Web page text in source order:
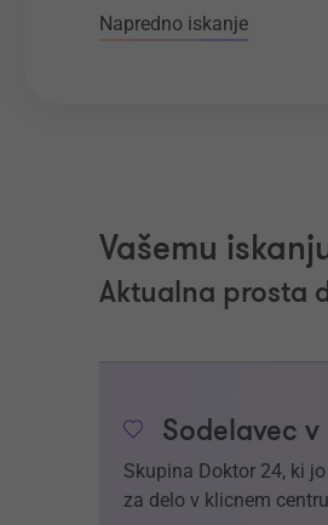
Napredno iskanje
Vašemu
Aktualna prosta
Sodelavec
Skupina Doktor 24, ki
za delo v klicnem